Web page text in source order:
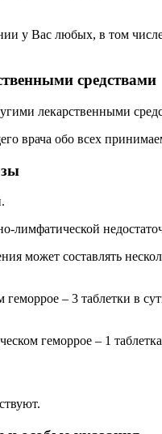
у Вас любых, в том
средствами
лекарственными
врача обо всех
лимфатической
может составлять
геморрое – 3 таблетки в
геморрое – 1